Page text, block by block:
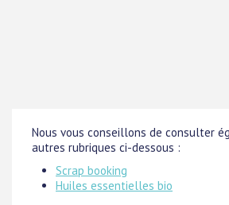
Nous vous conseillons de consulter
autres rubriques ci-dessous :
Scrap booking
Huiles essentielles bio